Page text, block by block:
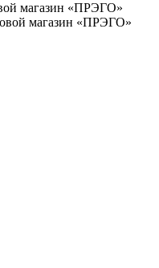
магазин «ПРЭГО»
магазин «ПРЭГО»